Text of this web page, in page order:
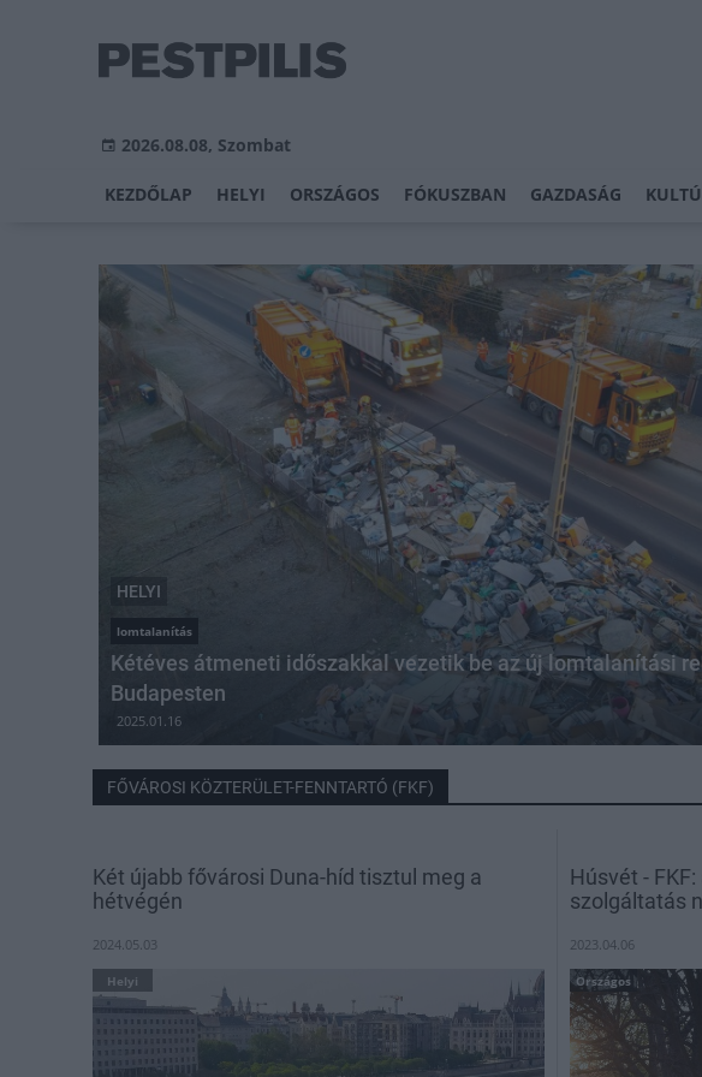
2026.08.08, Szombat
KEZDŐLAP HELYI ORSZÁGOS FÓKUSZBAN GAZDASÁG
HELYI
lomtalanítás
Kétéves átmeneti időszakkal vezetik be az új lomtalanítási
Budapesten
2025.01.16
FŐVÁROSI KÖZTERÜLET-FENNTARTÓ (FKF)
Két újabb fővárosi Duna-híd tisztul meg a
hétvégén
2024.05.03
Helyi
Húsvét -
szolgáltatás
2023.04.06
Országos